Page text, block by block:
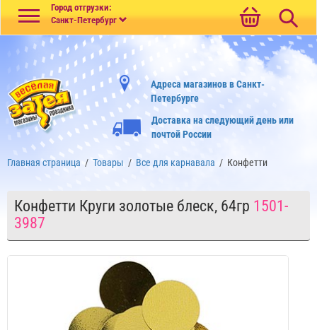
Город отгрузки:
Санкт-Петербург
Адреса магазинов в Санкт-
Петербурге
Доставка на следующий день или
почтой России
Главная страница / Товары / Все для карнавала / Конфетти
Конфетти Круги золотые блеск, 64гр 1501-
3987